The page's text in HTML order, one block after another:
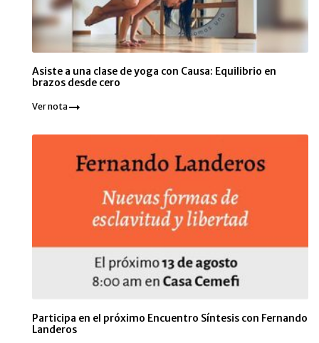
Asiste a una clase de yoga con Causa: Equilibrio en
brazos desde cero
Ver nota
Participa en el próximo Encuentro Síntesis con Fernando
Landeros